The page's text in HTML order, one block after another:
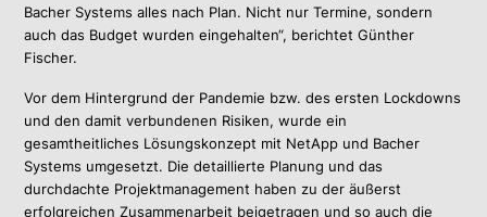
Bacher Systems alles nach Plan. Nicht nur Termine, sondern
auch das Budget wurden eingehalten“, berichtet Günther
Fischer.
Vor dem Hintergrund der Pandemie bzw. des ersten Lockdowns
und den damit verbundenen Risiken, wurde ein
gesamtheitliches Lösungskonzept mit NetApp und Bacher
Systems umgesetzt. Die detaillierte Planung und das
durchdachte Projektmanagement haben zu der äußerst
erfolgreichen Zusammenarbeit beigetragen und so auch die